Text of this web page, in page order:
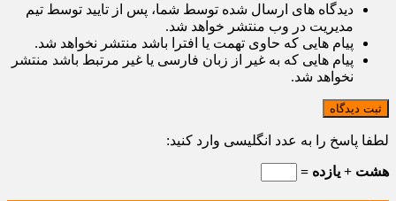
دیدگاه های ارسال شده توسط شما، پس از تایید توسط تیم
مدیریت در وب منتشر خواهد شد.
پیام هایی که حاوی تهمت یا افترا باشد منتشر نخواهد شد.
پیام هایی که به غیر از زبان فارسی یا غیر مرتبط باشد منتشر
نخواهد شد.
ثبت دیدگاه
لطفا پاسخ را به عدد انگلیسی وارد کنید:
هشت + یازده =